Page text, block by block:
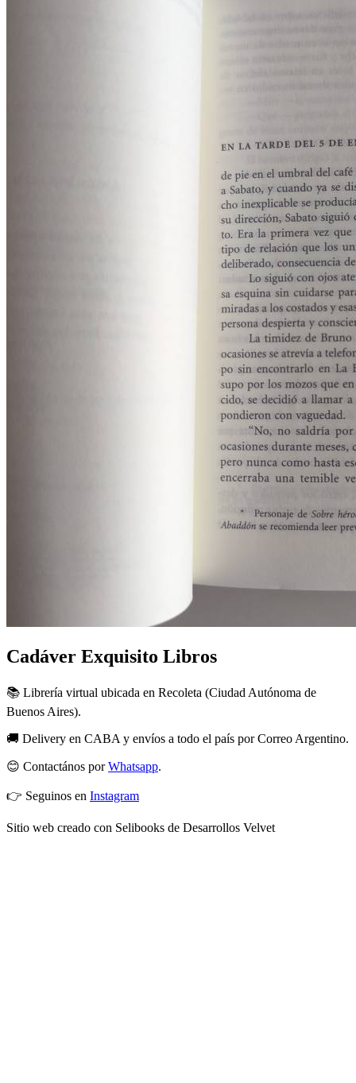
Cadáver Exquisito Libros
📚 Librería virtual ubicada en Recoleta (Ciudad Autónoma de
Buenos Aires).
🚚 Delivery en CABA y envíos a todo el país por Correo Argentino.
😊 Contactános porWhatsapp.
👉 Seguinos en Instagram
Sitio web creado con Selibooks de Desarrollos Velvet